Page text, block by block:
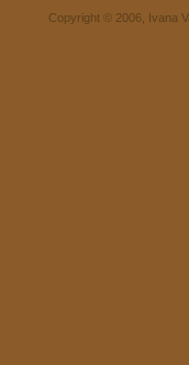
Copyright © 2006, Ivana